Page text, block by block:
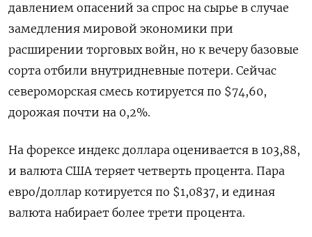
давлением опасений за спрос на сырье в случае
замедления мировой экономики при
расширении торговых войн, но к вечеру базовые
сорта отбили внутридневные потери. Сейчас
североморская смесь котируется по $74,60,
дорожая почти на 0,2%.
На форексе индекс доллара оценивается в 103,88,
и валюта США теряет четверть процента. Пара
евро/доллар котируется по $1,0837, и единая
валюта набирает более трети процента.